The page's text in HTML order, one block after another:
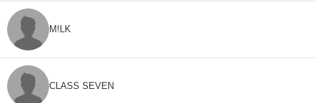
M!LK
CLASS SEVEN